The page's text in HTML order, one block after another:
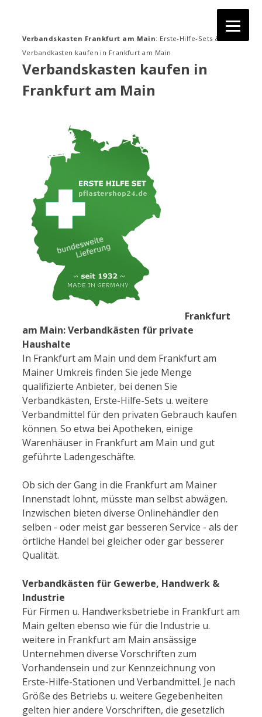
springenVerbandskasten Frankfurt am Main: Erste-Hilfe-Sets &
Verbandkasten kaufen in Frankfurt am Main
Verbandskasten kaufen in
Frankfurt am Main
Frankfurt
am Main: Verbandkästen für private
Haushalte
In Frankfurt am Main und dem Frankfurt am
Mainer Umkreis finden Sie jede Menge
qualifizierte Anbieter, bei denen Sie
Verbandkästen, Erste-Hilfe-Sets u. weitere
Verbandmittel für den privaten Gebrauch kaufen
können. So etwa bei Apotheken, einige
Warenhäuser in Frankfurt am Main und gut
geführte Ladengeschäfte.
Ob sich der Gang in die Frankfurt am Mainer
Innenstadt lohnt, müsste man selbst abwägen.
Inzwischen bieten diverse Onlinehändler den
selben - oder meist gar besseren Service - als der
örtliche Handel bei gleicher oder gar besserer
Qualität.
Verbandkästen für Gewerbe, Handwerk &
Industrie
Für Firmen u. Handwerksbetriebe in Frankfurt am
Main gelten ebenso wie für die Industrie u.
weitere in Frankfurt am Main ansässige
Unternehmen diverse Vorschriften zum
Vorhandensein und zur Kennzeichnung von
Erste-Hilfe-Stationen und Verbandmittel. Je nach
Größe des Betriebs u. weitere Gegebenheiten
gelten hier andere Vorschriften, die gesetzlich